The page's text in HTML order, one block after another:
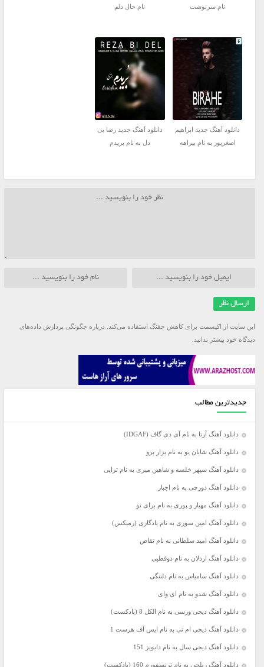
نام سرنوشت
نام حال دلم
دانلود آهنگ جدید ابراهیم
اصغرپور به نام بیراهه
دانلود آهنگ جدید رضا بی
دل به نام بریدم
این سایت از اکیسمت برای کاهش جفنگ استفاده می‌کند. درباره چگونگی پردازش داده‌های
دیدگاه خود بیشتر بدانید.
جدیدترین مطالب
دانلود آهنگ آرتا به نام آی دی گاف (IDGAF)
دانلود آهنگ شایان یو به نام بزار برو
دانلود آهنگ سپهر خلسه و شاهین میری به نام تراپی
دانلود آهنگ دورچی به نام اجبار
دانلود آهنگ مهیار و پوری به نام برای تو
دانلود آهنگ امین سوری به نام یادگاری (رمیکس)
دانلود آهنگ امید سلطانی به نام تقاص
دانلود آهنگ اردلان به نام دوقطبی
دانلود آهنگ سامیاس به نام دلتنگی
دانلود آهنگ شدو به نام ای وای
دانلود آهنگ دیجی ورسی به نام الکل 8 (پادکست)
دانلود آهنگ دیجی ام تی به نام ایس آف هرست 1
دانلود آهنگ دیجی سال به نام دابویز 151
دانلود آهنگ ریلجی به نام ترنسفورم 160 (پادکست)